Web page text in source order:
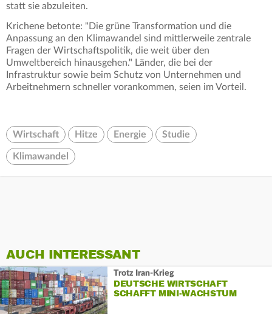
statt sie abzuleiten.
Krichene betonte: "Die grüne Transformation und die
Anpassung an den Klimawandel sind mittlerweile zentrale
Fragen der Wirtschaftspolitik, die weit über den
Umweltbereich hinausgehen." Länder, die bei der
Infrastruktur sowie beim Schutz von Unternehmen und
Arbeitnehmern schneller vorankommen, seien im Vorteil.
Wirtschaft Hitze Energie Studie
Klimawandel
AUCH INTERESSANT
Trotz Iran-Krieg
DEUTSCHE WIRTSCHAFT
SCHAFFT MINI-WACHSTUM